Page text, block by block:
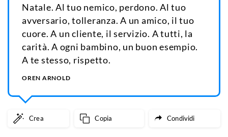
Natale. Al tuo nemico, perdono. Al tuo
avversario, tolleranza. A un amico, il tuo
cuore. A un cliente, il servizio. A tutti, la
carità. A ogni bambino, un buon esempio.
A te stesso, rispetto.
OREN ARNOLD
Crea Copia Condividi